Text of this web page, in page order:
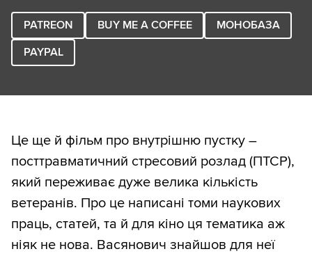
PATREON BUY ME A COFFEE
МОНОБАЗА
PAYPAL
Це ще й фільм про внутрішню пустку –
посттравматичний стресовий розлад (ПТСР),
який переживає дуже велика кількість
ветеранів. Про це написані томи наукових
праць, статей, та й для кіно ця тематика аж
ніяк не нова. Васянович знайшов для неї